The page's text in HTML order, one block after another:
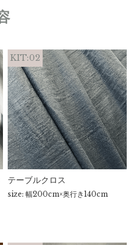
KIT:02
テーブルクロス
size: 幅200cm×奥行き140cm